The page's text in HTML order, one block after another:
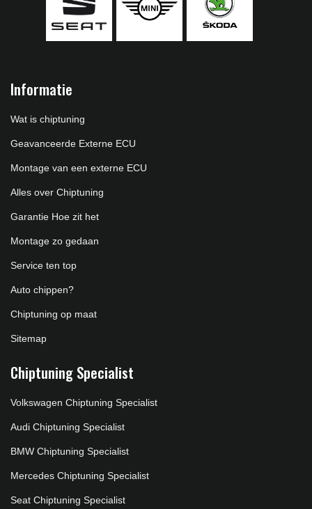
Informatie
Wat is chiptuning
Geavanceerde Externe ECU
Montage van een externe ECU
Alles over Chiptuning
Garantie Hoe zit het
Montage zo gedaan
Service ten top
Auto chippen?
Chiptuning op maat
Sitemap
Chiptuning Specialist
Volkswagen Chiptuning Specialist
Audi Chiptuning Specialist
BMW Chiptuning Specialist
Mercedes Chiptuning Specialist
Seat Chiptuning Specialist